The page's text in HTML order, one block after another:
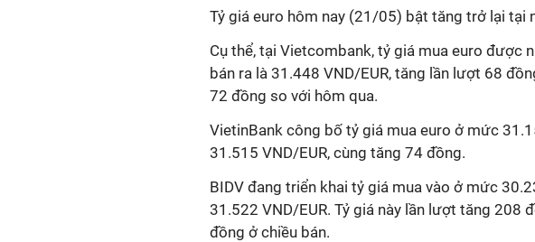
Tỷ giá euro hôm nay (21/05) bật tăng trở lại tại
Cụ thể, tại Vietcombank, tỷ giá mua euro được
bán ra là 31.448 VND/EUR, tăng lần lượt 68
72 đồng so với hôm qua.
VietinBank công bố tỷ giá mua euro ở mức
31.515 VND/EUR, cùng tăng 74 đồng.
BIDV đang triển khai tỷ giá mua vào ở mức
31.522 VND/EUR. Tỷ giá này lần lượt tăng 208
đồng ở chiều bán.